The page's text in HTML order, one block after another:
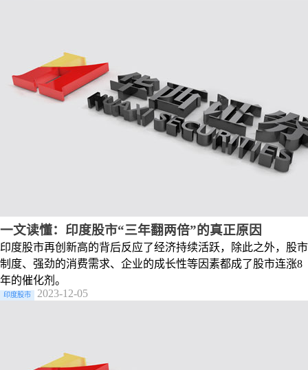
一文读懂：印度股市“三年翻两倍”的真正原因
印度股市再创新高的背后反应了经济持续活跃，除此之外，股市
制度、强劲的消费需求、企业的成长性等因素都成了股市连涨8
年的催化剂。
印度股市 2023-12-05